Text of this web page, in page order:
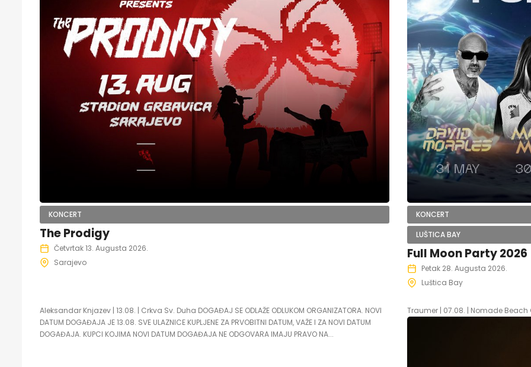
KONCERT
The Prodigy
Četvrtak 13. Augusta 2026.
Sarajevo
KONCERT
LUŠTICA BAY
Full Moon Party 2026
Petak 28. Augusta 2026.
Luštica Bay
Aleksandar Knjazev | 13.08. | Crkva Sv. Duha DOGAĐAJ SE ODLAŽE ODLUKOM ORGANIZATORA. NOVI
DATUM DOGAĐAJA JE 13.08. SVE ULAZNICE KUPLJENE ZA PRVOBITNI DATUM, VAŽE I ZA NOVI DATUM
DOGAĐAJA. KUPCI KOJIMA NOVI DATUM DOGAĐAJA NE ODGOVARA IMAJU PRAVO NA...
Traumer | 07.08. | Nomade Beach